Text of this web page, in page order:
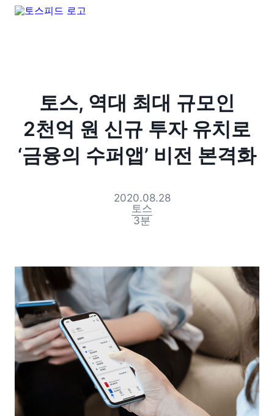
토스, 역대 최대 규모인
2천억 원 신규 투자 유치로
‘금융의 수퍼앱’ 비전 본격화
2020.08.28
토스
3분